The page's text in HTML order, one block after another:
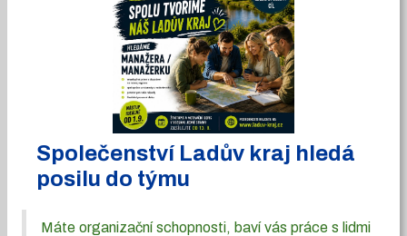
Společenství Ladův kraj hledá
posilu do týmu
Máte organizační schopnosti, baví vás práce s lidmi